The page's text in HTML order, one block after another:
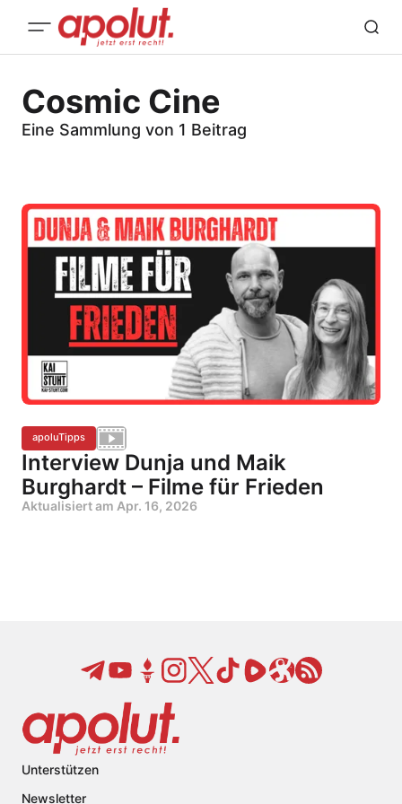
Cosmic Cine
Eine Sammlung von 1 Beitrag
apoluTipps
Interview Dunja und Maik
Burghardt – Filme für Frieden
Aktualisiert am Apr. 16, 2026
Unterstützen
Newsletter